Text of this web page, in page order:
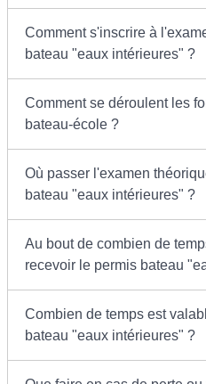
Comment s'inscrire à
bateau "eaux intérieures" ?
Comment se déroulent les
bateau-école ?
Où passer l'examen
bateau "eaux intérieures" ?
Au bout de combien de
recevoir le permis bateau
Combien de temps est
bateau "eaux intérieures" ?